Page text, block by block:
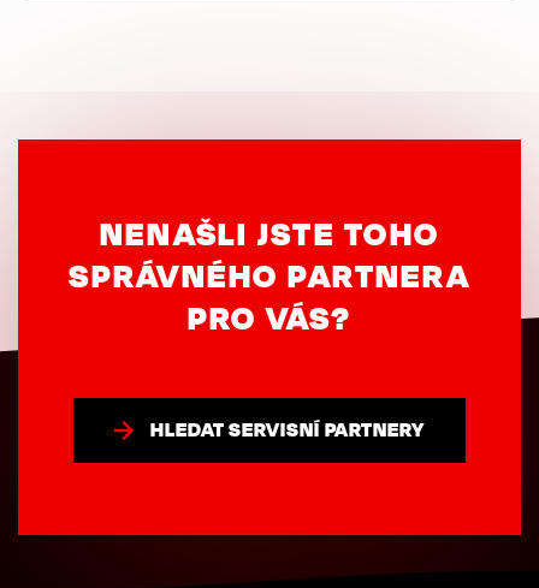
NENAŠLI JSTE TOHO
SPRÁVNÉHO PARTNERA
PRO VÁS?
HLEDAT SERVISNÍ PARTNERY